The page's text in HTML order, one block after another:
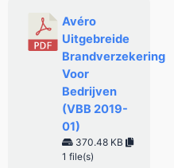
Avéro
Uitgebreide
Brandverzekering
Voor
Bedrijven
(VBB 2019-
01)
370.48 KB
1 file(s)